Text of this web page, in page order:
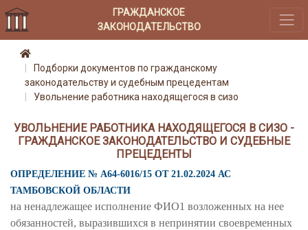
ГРАЖДАНСКОЕ
ЗАКОНОДАТЕЛЬСТВО
Подборки документов по гражданскому
законодательству и судебным прецедентам
Увольнение работника находящегося в сизо
УВОЛЬНЕНИЕ РАБОТНИКА НАХОДЯЩЕГОСЯ В СИЗО -
ГРАЖДАНСКОЕ ЗАКОНОДАТЕЛЬСТВО И СУДЕБНЫЕ
ПРЕЦЕДЕНТЫ
ОПРЕДЕЛЕНИЕ № А64-6016/15 ОТ 21.02.2024 АС
ТАМБОВСКОЙ ОБЛАСТИ
на ненадлежащее исполнение ФИО1 возложенных на нее
обязанностей, выразившихся в непринятии своевременных